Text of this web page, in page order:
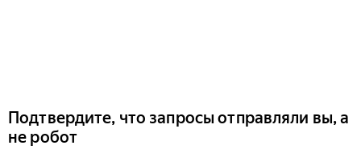
Подтвердите, что запросы отправляли вы, а
не робот